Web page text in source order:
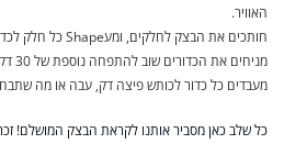
האוויר.
חותכים את הבצק לחלקים, ומעShape כל חלק לכדורים קטנים.
מניחים את הכדורים שוב להתפחה נוספת של 30 דקות.
מעבדים כל כדור לכותש פיצה דק, עבה או מה
כל שלב כאן מסביר אותנו לקראת הבצק המושלם!